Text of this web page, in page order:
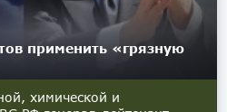
применить «грязную
химической и